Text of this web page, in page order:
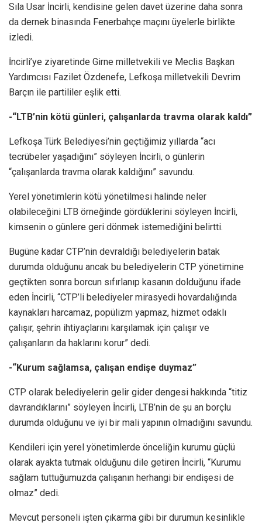
Sıla Usar İncirli, kendisine gelen davet üzerine daha sonra
da dernek binasında Fenerbahçe maçını üyelerle birlikte
izledi.
İncirli’ye ziyaretinde Girne milletvekili ve Meclis Başkan
Yardımcısı Fazilet Özdenefe, Lefkoşa milletvekili Devrim
Barçın ile partililer eşlik etti.
-“LTB’nin kötü günleri, çalışanlarda travma olarak kaldı”
Lefkoşa Türk Belediyesi’nin geçtiğimiz yıllarda “acı
tecrübeler yaşadığını” söyleyen İncirli, o günlerin
“çalışanlarda travma olarak kaldığını” savundu.
Yerel yönetimlerin kötü yönetilmesi halinde neler
olabileceğini LTB örneğinde gördüklerini söyleyen İncirli,
kimsenin o günlere geri dönmek istemediğini belirtti.
Bugüne kadar CTP’nin devraldığı belediyelerin batak
durumda olduğunu ancak bu belediyelerin CTP yönetimine
geçtikten sonra borcun sıfırlanıp kasanın dolduğunu ifade
eden İncirli, “CTP’li belediyeler mirasyedi hovardalığında
kaynakları harcamaz, popülizm yapmaz, hizmet odaklı
çalışır, şehrin ihtiyaçlarını karşılamak için çalışır ve
çalışanların da haklarını korur” dedi.
-“Kurum sağlamsa, çalışan endişe duymaz”
CTP olarak belediyelerin gelir gider dengesi hakkında “titiz
davrandıklarını” söyleyen İncirli, LTB’nin de şu an borçlu
durumda olduğunu ve iyi bir mali yapının olmadığını savundu.
Kendileri için yerel yönetimlerde önceliğin kurumu güçlü
olarak ayakta tutmak olduğunu dile getiren İncirli, “Kurumu
sağlam tuttuğumuzda çalışanın herhangi bir endişesi de
olmaz” dedi.
Mevcut personeli işten çıkarma gibi bir durumun kesinlikle